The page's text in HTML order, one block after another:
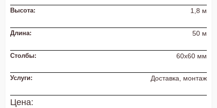
Высота: 1,8 м
Длина: 50 м
Столбы: 60х60 мм
Услуги: Доставка, монтаж
Цена: